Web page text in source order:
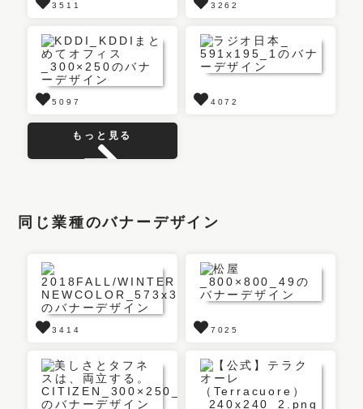
3511 3262
5097 4072
もっと見る
同じ業種のバナーデザイン
3414 7025